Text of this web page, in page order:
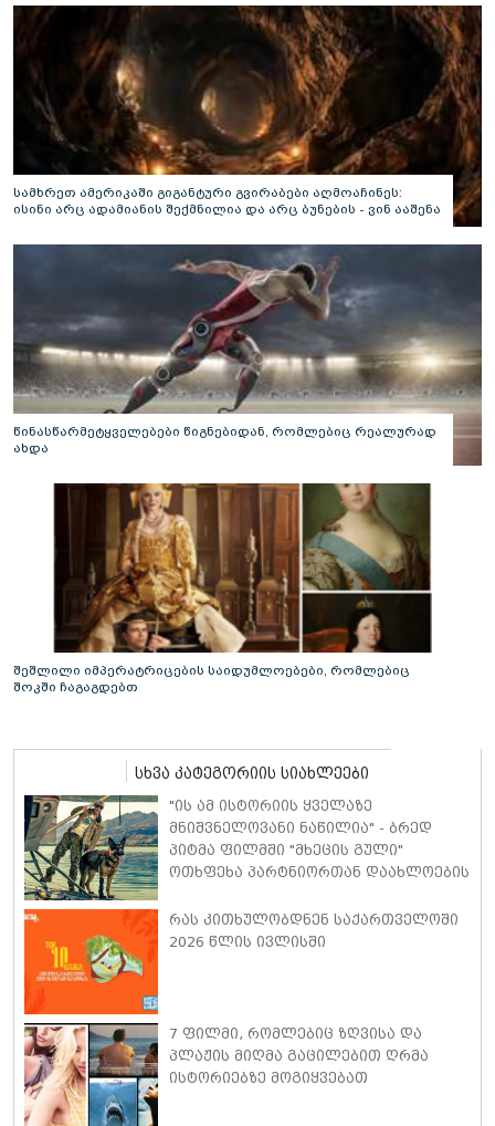
სამხრეთ ამერიკაში გიგანტური გვირაბები აღმოაჩინეს:
ისინი არც ადამიანის შექმნილია და არც ბუნების - ვინ ააშენა
წინასწარმეტყველებები წიგნებიდან, რომლებიც რეალურად
ახდა
შეშლილი იმპერატრიცების საიდუმლოებები, რომლებიც
შოკში ჩაგაგდებთ
სხვა კატეგორიის სიახლეები
"ის ამ ისტორიის ყველაზე
მნიშვნელოვანი ნაწილია" - ბრედ
პიტმა ფილმში "მხეცის გული"
ოთხფეხა პარტნიორთან დაახლოების
ისაუბრა
რას კითხულობდნენ საქართველოში
2026 წლის ივლისში
7 ფილმი, რომლებიც ზღვისა და
პლაჟის მიღმა გაცილებით ღრმა
ისტორიებზე მოგიყვებათ